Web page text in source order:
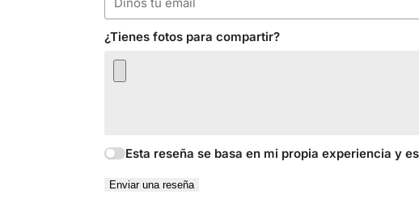
¿Tienes fotos para compartir?
Esta reseña se basa en mi propia experiencia y
Enviar una reseña